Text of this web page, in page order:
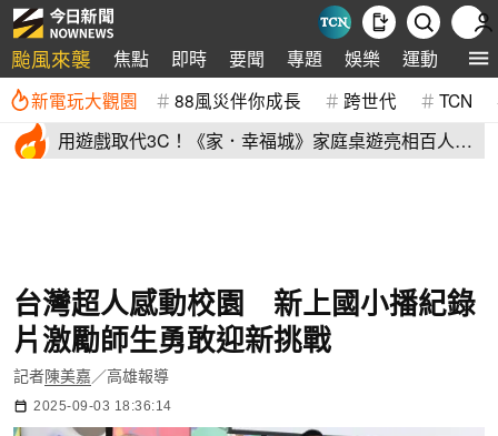
颱風來襲 焦點 即時 要聞 專題 娛樂 運動 全球
新電玩大觀園 88風災伴你成長 跨世代 TCN
用遊戲取代3C！《家．幸福城》家庭桌遊亮相百人三
台灣超人感動校園 新上國小播紀錄
片激勵師生勇敢迎新挑戰
記者陳美嘉 ／高雄報導
2025-09-03 18:36:14